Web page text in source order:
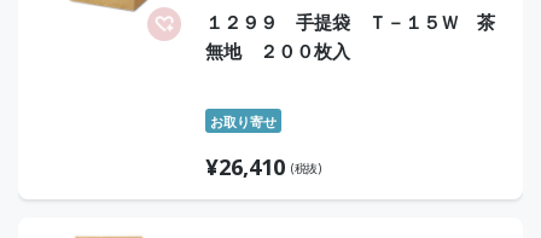
１２９９ 手提袋 Ｔ－１５Ｗ 茶
無地 ２００枚入
お取り寄せ
¥26,410 (税抜)